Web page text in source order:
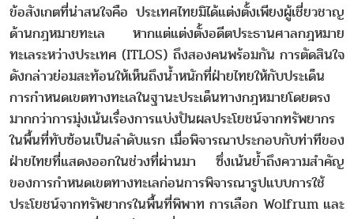
ข้อสังเกตที่น่าสนใจคือ ประเทศไทยมิได้แต่งตั้งเพียงผู้เชี่ยวชาญ
ด้านกฎหมายทะเล หากแต่แต่งตั้งอดีตประธานศาลกฎหมาย
ทะเลระหว่างประเทศ (ITLOS) ถึงสองคนพร้อมกัน การตัดสินใจ
ดังกล่าวย่อมสะท้อนให้เห็นถึงน้ำหนักที่ฝ่ายไทยให้กับประเด็น
การกำหนดเขตทางทะเลในฐานะประเด็นทางกฎหมายโดยตรง
มากกว่าการมุ่งเน้นเรื่องการแบ่งปันผลประโยชน์จากทรัพยากร
ในพื้นที่ทับซ้อนเป็นลำดับแรก เมื่อพิจารณาประกอบกับท่าทีของ
ฝ่ายไทยที่แสดงออกในช่วงที่ผ่านมา ซึ่งเน้นย้ำถึงความสำคัญ
ของการกำหนดเขตทางทะเลก่อนการพิจารณารูปแบบการใช้
ประโยชน์จากทรัพยากรในพื้นที่พิพาท การเลือก Wolfrum และ